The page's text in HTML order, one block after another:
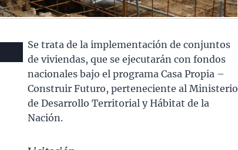
Se trata de la implementación de conjuntos
de viviendas, que se ejecutarán con fondos
nacionales bajo el programa Casa Propia –
Construir Futuro, perteneciente al Ministerio
de Desarrollo Territorial y Hábitat de la
Nación.